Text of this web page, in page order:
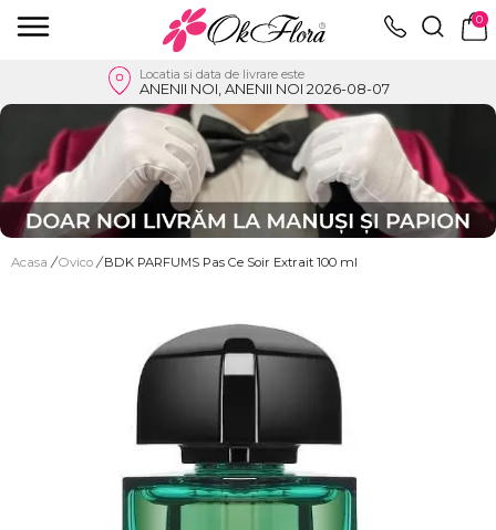
0
Locatia si data de livrare este
ANENII NOI, ANENII NOI 2026-08-07
Acasa / Ovico / BDK PARFUMS Pas Ce Soir Extrait 100 ml